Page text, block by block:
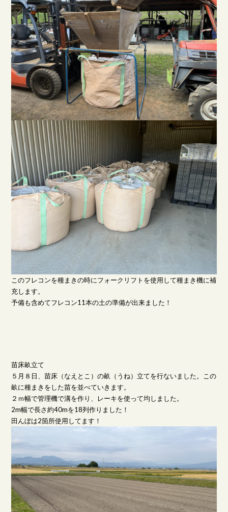
このフレコンを種まきの時にフォークリフトを使用して種まき機に補
充します。
予備も含めてフレコン11本の土の準備が出来ました！
苗床畝立て
５月８日、苗床（なえとこ）の畝（うね）立てを行ないました。この
畝に種まきをした苗を並べていきます。
２ｍ幅で管理機で溝を作り、レーキを使って均しました。
2m幅で長さ約40mを18列作りました！
田んぼは2箇所使用してます！